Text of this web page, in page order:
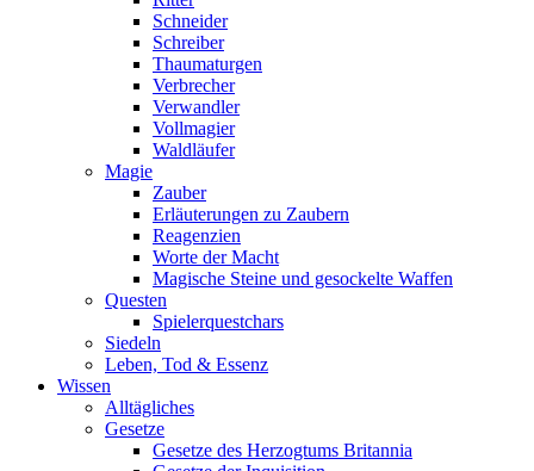
Schneider
Schreiber
Thaumaturgen
Verbrecher
Verwandler
Vollmagier
Waldläufer
Magie
Zauber
Erläuterungen zu Zaubern
Reagenzien
Worte der Macht
Magische Steine und gesockelte Waffen
Questen
Spielerquestchars
Siedeln
Leben, Tod & Essenz
Wissen
Alltägliches
Gesetze
Gesetze des Herzogtums Britannia